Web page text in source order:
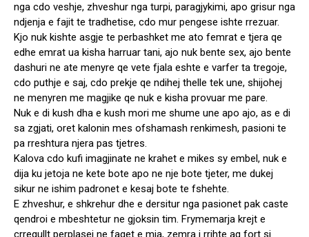
nga cdo veshje, zhveshur nga turpi, paragjykimi, apo grisur nga
ndjenja e fajit te tradhetise, cdo mur pengese ishte rrezuar.
Kjo nuk kishte asgje te perbashket me ato femrat e tjera qe
edhe emrat ua kisha harruar tani, ajo nuk bente sex, ajo bente
dashuri ne ate menyre qe vete fjala eshte e varfer ta tregoje,
cdo puthje e saj, cdo prekje qe ndihej thelle tek une, shijohej
ne menyren me magjike qe nuk e kisha provuar me pare.
Nuk e di kush dha e kush mori me shume une apo ajo, as e di
sa zgjati, oret kalonin mes ofshamash renkimesh, pasioni te
pa rreshtura njera pas tjetres.
Kalova cdo kufi imagjinate ne krahet e mikes sy embel, nuk e
dija ku jetoja ne kete bote apo ne nje bote tjeter, me dukej
sikur ne ishim padronet e kesaj bote te fshehte.
E zhveshur, e shkrehur dhe e dersitur nga pasionet pak caste
qendroi e mbeshtetur ne gjoksin tim. Frymemarja krejt e
crregullt perplasej ne faqet e mia, zemra i rrihte aq fort si